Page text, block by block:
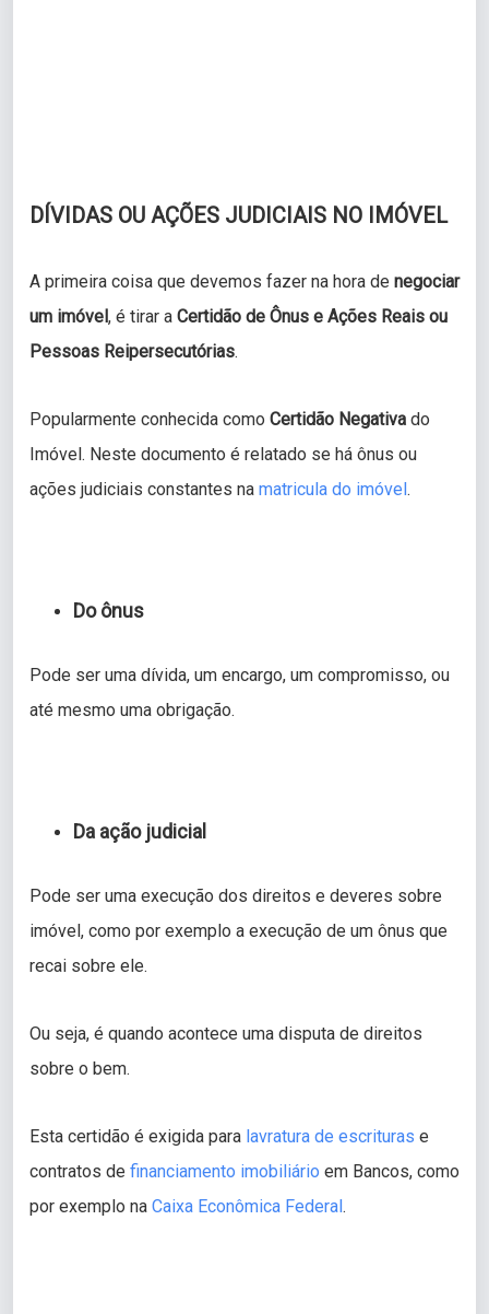
DÍVIDAS OU AÇÕES JUDICIAIS NO IMÓVEL
A primeira coisa que devemos fazer na hora de negociar
um imóvel, é tirar a Certidão de Ônus e Ações Reais ou
Pessoas Reipersecutórias.
Popularmente conhecida como Certidão Negativa do
Imóvel. Neste documento é relatado se há ônus ou
ações judiciais constantes na matricula do imóvel.
Do ônus
Pode ser uma dívida, um encargo, um compromisso, ou
até mesmo uma obrigação.
Da ação judicial
Pode ser uma execução dos direitos e deveres sobre
imóvel, como por exemplo a execução de um ônus que
recai sobre ele.
Ou seja, é quando acontece uma disputa de direitos
sobre o bem.
Esta certidão é exigida para lavratura de escrituras e
contratos de financiamento imobiliário em Bancos, como
por exemplo na Caixa Econômica Federal.